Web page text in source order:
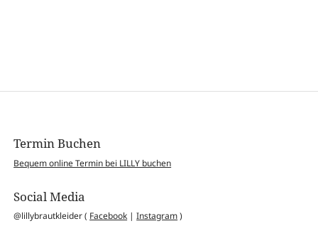
Termin Buchen
Bequem online Termin bei LILLY buchen
Social Media
@lillybrautkleider ( Facebook |Instagram)